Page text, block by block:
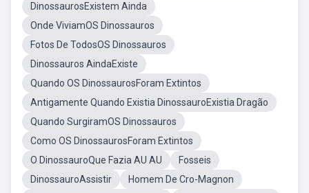
DinossaurosExistem Ainda
Onde ViviamOS Dinossauros
Fotos De TodosOS Dinossauros
Dinossauros AindaExiste
Quando OS DinossaurosForam Extintos
Antigamente Quando Existia DinossauroExistia Dragão
Quando SurgiramOS Dinossauros
Como OS DinossaurosForam Extintos
O DinossauroQue Fazia AU AU
Fosseis
DinossauroAssistir
Homem De Cro-Magnon